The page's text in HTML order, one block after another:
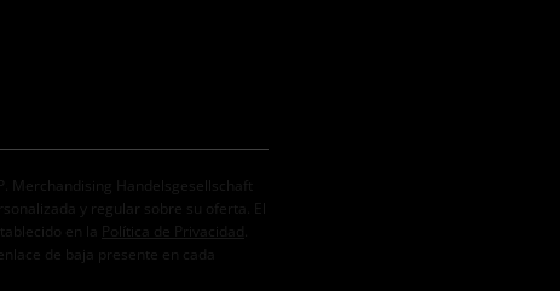
Merchandising Handelsgesellschaft
y regular sobre su oferta. El
en la
Política de Privacidad
de baja presente en cada